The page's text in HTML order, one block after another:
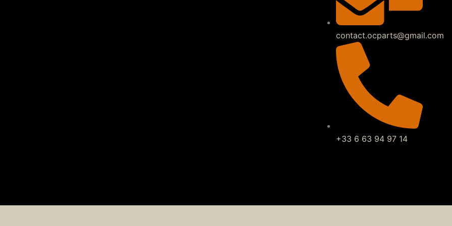
contact.ocparts@gmail.com
+33 6 63 94 97 14